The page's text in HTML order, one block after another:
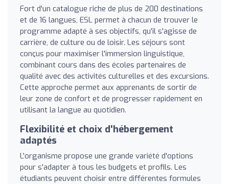
Fort d'un catalogue riche de plus de 200 destinations
et de 16 langues, ESL permet à chacun de trouver le
programme adapté à ses objectifs, qu'il s'agisse de
carrière, de culture ou de loisir. Les séjours sont
conçus pour maximiser l'immersion linguistique,
combinant cours dans des écoles partenaires de
qualité avec des activités culturelles et des excursions.
Cette approche permet aux apprenants de sortir de
leur zone de confort et de progresser rapidement en
utilisant la langue au quotidien.
Flexibilité et choix d'hébergement
adaptés
L'organisme propose une grande variété d'options
pour s'adapter à tous les budgets et profils. Les
étudiants peuvent choisir entre différentes formules